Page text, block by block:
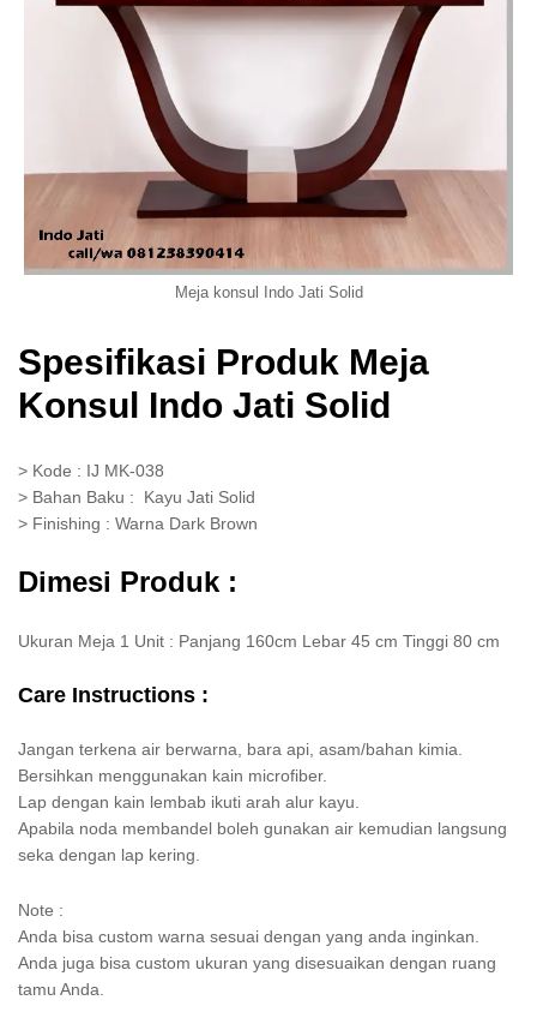
Meja konsul Indo Jati Solid
Spesifikasi Produk Meja
Konsul Indo Jati Solid
> Kode : IJ MK-038
> Bahan Baku : Kayu Jati Solid
> Finishing : Warna Dark Brown
Dimesi Produk :
Ukuran Meja 1 Unit : Panjang 160cm Lebar 45 cm Tinggi 80 cm
Care Instructions :
Jangan terkena air berwarna, bara api, asam/bahan kimia.
Bersihkan menggunakan kain microfiber.
Lap dengan kain lembab ikuti arah alur kayu.
Apabila noda membandel boleh gunakan air kemudian langsung
seka dengan lap kering.
Note :
Anda bisa custom warna sesuai dengan yang anda inginkan.
Anda juga bisa custom ukuran yang disesuaikan dengan ruang
tamu Anda.